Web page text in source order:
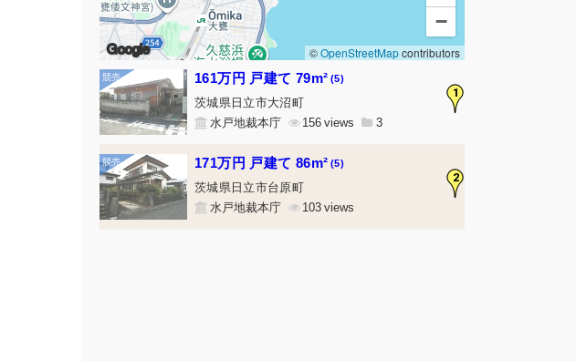
Google
−
©OpenStreetMapcontributors
1
161万円 戸建て 79m² (5)
茨城県日立市大沼町
水戸地裁本庁
156 3
2
171万円 戸建て 86m² (5)
茨城県日立市台原町
水戸地裁本庁
103